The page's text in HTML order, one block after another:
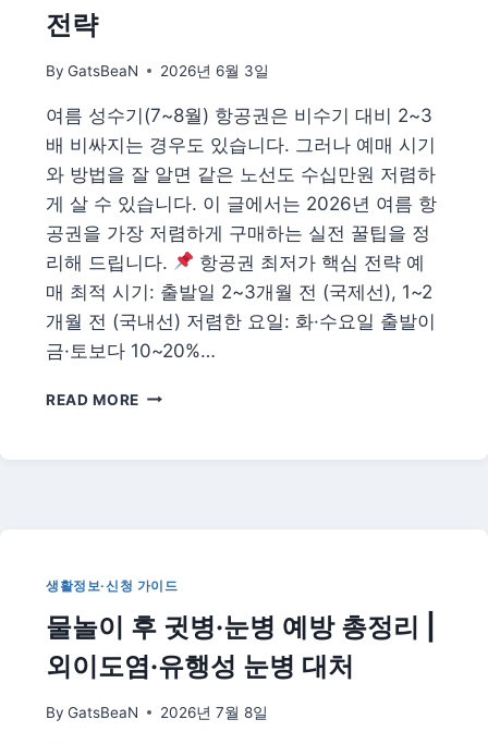
장
·
안
전
예
약
완
벽
가
이
드
전략
By GatsBeaN 2026년 6월 3일
여름 성수기(7~8월) 항공권은 비수기 대비 2~3
배 비싸지는 경우도 있습니다. 그러나 예매 시기
와 방법을 잘 알면 같은 노선도 수십만원 저렴하
게 살 수 있습니다. 이 글에서는 2026년 여름 항
공권을 가장 저렴하게 구매하는 실전 꿀팁을 정
리해 드립니다.
항공권 최저가 핵심 전략 예
매 최적 시기: 출발일 2~3개월 전 (국제선), 1~2
개월 전 (국내선) 저렴한 요일: 화·수요일 출발이
금·토보다 10~20%…
READ MORE 2026
항
가
매
꿀
팁
시
생활정보·신청 가이드
물놀이 후 귓병·눈병 예방 총정리 |
외이도염·유행성 눈병 대처
By GatsBeaN 2026년 7월 8일